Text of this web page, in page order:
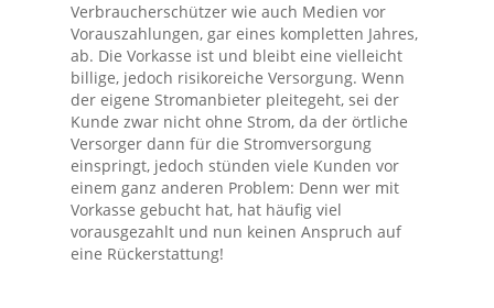
Verbraucherschützer wie auch Medien vor
Vorauszahlungen, gar eines kompletten Jahres,
ab. Die Vorkasse ist und bleibt eine vielleicht
billige, jedoch risikoreiche Versorgung. Wenn
der eigene Stromanbieter pleitegeht, sei der
Kunde zwar nicht ohne Strom, da der örtliche
Versorger dann für die Stromversorgung
einspringt, jedoch stünden viele Kunden vor
einem ganz anderen Problem: Denn wer mit
Vorkasse gebucht hat, hat häufig viel
vorausgezahlt und nun keinen Anspruch auf
eine Rückerstattung!